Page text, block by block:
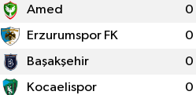
Amed 0
Erzurumspor FK 0
Başakşehir 0
Kocaelispor 0